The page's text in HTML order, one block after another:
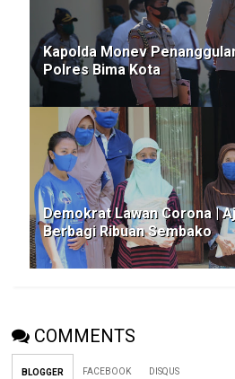
Kapolda Monev
Polres Bima Kota
Demokrat Lawan Corona |
Berbagi Ribuan Sembako
COMMENTS
BLOGGER FACEBOOK DISQUS